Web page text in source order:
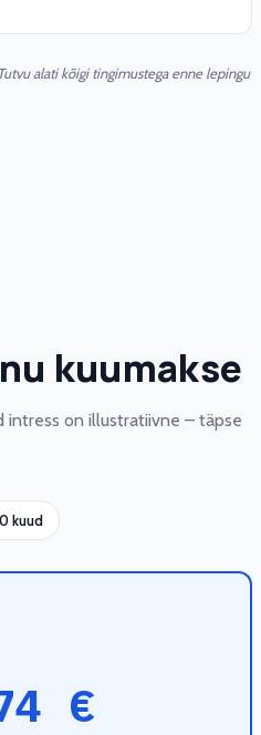
alati kõigi tingimustega enne lepingu
kuumakse
intress on illustratiivne – täpse
kuud
€